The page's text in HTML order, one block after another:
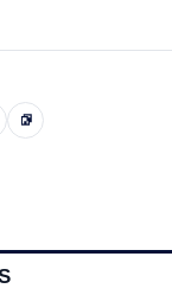
Revista De La